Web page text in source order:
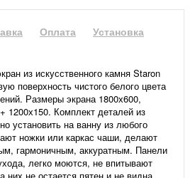
Оплата Установка
из искусственного камня Staron
поверхность чистого белого цвета
Размеры экрана 1800х600,
1200х150. Комплект деталей из
установить на ванну из любого
ножки или каркас чаши, делают
гармоничным, аккуратным. Панели
легко моются, не впитывают
них не остается пятен и не видна